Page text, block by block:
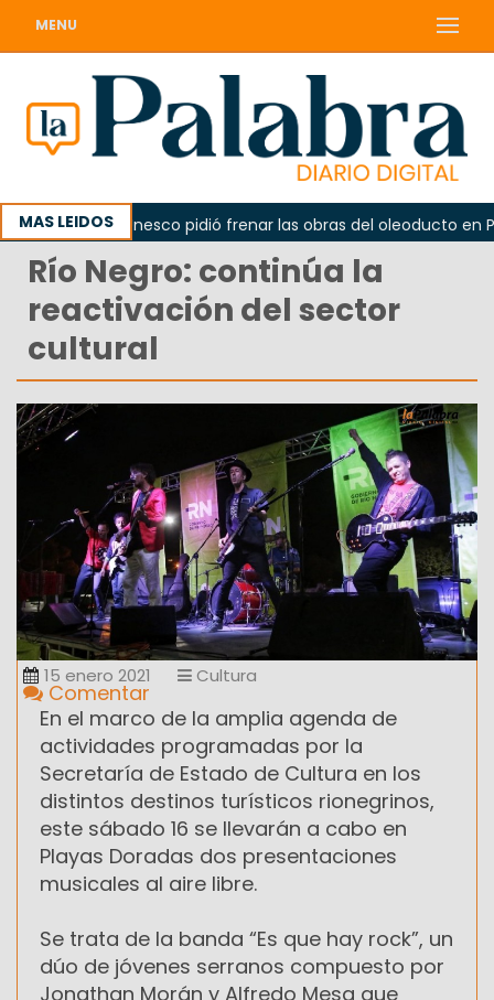
MENU
MAS LEIDOSLa Unesco pidió frenar las obras del oleoducto en
Río Negro: continúa la
reactivación del sector
cultural
15 enero 2021 Cultura
Comentar
En el marco de la amplia agenda de
actividades programadas por la
Secretaría de Estado de Cultura en los
distintos destinos turísticos rionegrinos,
este sábado 16 se llevarán a cabo en
Playas Doradas dos presentaciones
musicales al aire libre.
Se trata de la banda “Es que hay rock”, un
dúo de jóvenes serranos compuesto por
Jonathan Morán y Alfredo Mesa que